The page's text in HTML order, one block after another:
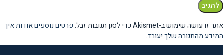
אתר זו עושה שימוש ב-Akismet כדי לסנן תגובות זבל.
פרטים נוספים אודות איך
המידע מהתגובה שלך יעובד.